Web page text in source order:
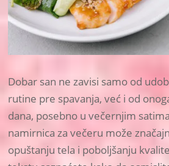
Dobar san ne zavisi samo od
rutine pre spavanja, već i od
dana, posebno u večernjim
namirnica za večeru može
opuštanju tela i poboljšanju